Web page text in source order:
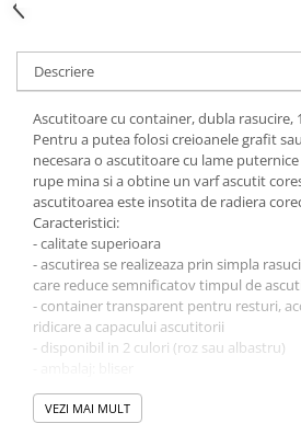
Penare
Carti si jocuri pentru copii
Carti de colorat si povestit
Jocuri / Party
Coperti scolare
Diverse articole pentru scoala
Pachete scolare
Descriere
Ascutitoare cu container, dubla rasucire,
Pentru a putea folosi creioanele grafit
necesara o ascutitoare cu lame
rupe mina si a obtine un varf ascutit
ascutitoarea este insotita de radiera
Caracteristici:
- calitate superioara
- ascutirea se realizeaza prin simpla
care reduce semnificatov timpul de
- container transparent pentru resturi,
ridicare a capacului ascutitorii
- disponibil in 2 culori (roz sau albastru)
Dimensiune ascutitoare: 4.3x3x6.7 cm
Dimensiune bister: 9.3x3.5x13.2 cm
VEZI MAI MULT